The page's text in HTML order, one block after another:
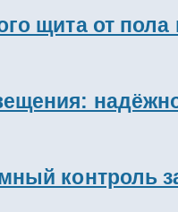
щита от
контроль